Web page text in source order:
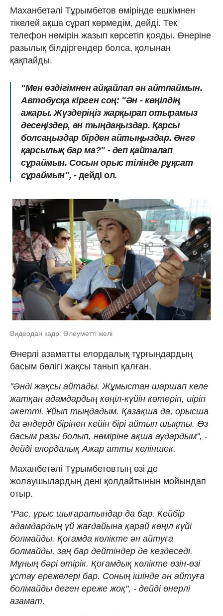
Маханбетәлі Тұрымбетов өмірінде ешкімнен
тікелей ақша сұрап көрмедім, дейді. Тек
телефон нөмірін жазып көрсетіп қояды. Өнеріне
разылық білдіргендер болса, қолынан
қақпайды.
"Мен өздігімнен айқайлап ән айтпаймын.
Автобусқа кірген соң: "Ән - көңілдің
ажары. Жүздеріңіз жарқырап отырамыз
десеңіздер, ән тыңдаңыздар. Қарсы
болсаңыздар бірден айтыңыздар. Әнге
қарсылық бар ма?" - деп қайталап
сұраймын. Сосын орыс тілінде рұқсат
сұраймын", - дейді ол.
Видеодан кадр: Әлеуметті желі
Өнерлі азаматты елордалық тұрғындардың
басым бөлігі жақсы танып қалған.
"Әнді жақсы айтады. Жұмыстан шаршап келе
жатқан адамдардың көңіл-күйін көтеріп, иіріп
әкетті. Ұйып тыңдадым. Қазақша да, орысша
да әндерді бірінен кейін бірі айтып шықты. Өз
басым разы болып, нөміріне ақша аудардым", -
дейді елордалық Ажар атты келіншек.
Маханбетәлі Тұрымбетовтың өзі де
жолаушылардың дені қолдайтынын мойындап
отыр.
"Рас, ұрыс шығаратындар да бар. Кейбір
адамдардың үй жағдайына қарай көңіл күйі
болмайды. Қоғамда көлікте ән айтуға
болмайды, заң бар дейтіндер де кездеседі.
Мұның бәрі өтірік. Қоғамдық көлікте өзін-өзі
ұстау ережелері бар. Соның ішінде ән айтуға
болмайды деген ереже жоқ", - дейді өнерлі
азамат.